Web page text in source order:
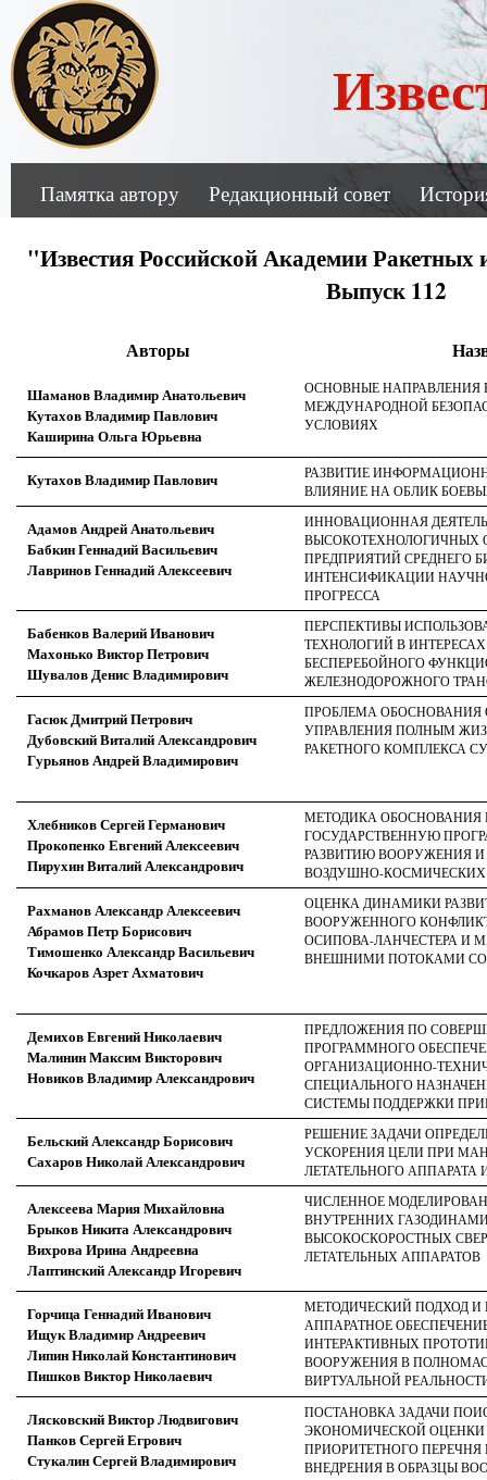
Памятка автору Редакционный совет
"Известия Российской Академии
Выпуск 112
Авторы
Шаманов Владимир Анатольевич
Кутахов Владимир Павлович
Каширина Ольга Юрьевна
ОСНОВНЫЕ НАПРАВЛЕНИЯ
МЕЖДУНАРОДНОЙ
УСЛОВИЯХ
Кутахов Владимир Павлович
РАЗВИТИЕ
ВЛИЯНИЕ НА ОБЛИК
Адамов Андрей Анатольевич
Бабкин Геннадий Васильевич
Лавринов Геннадий Алексеевич
ИННОВАЦИОННАЯ
ВЫСОКОТЕХНОЛОГИЧНЫХ
ПРЕДПРИЯТИЙ СРЕДНЕГО
ИНТЕНСИФИКАЦИИ
ПРОГРЕССА
Бабенков Валерий Иванович
Махонько Виктор Петрович
Шувалов Денис Владимирович
ПЕРСПЕКТИВЫ
ТЕХНОЛОГИЙ В
БЕСПЕРЕБОЙНОГО
ЖЕЛЕЗНОДОРОЖНОГО
Гасюк Дмитрий Петрович
Дубовский Виталий Александрович
Гурьянов Андрей Владимирович
ПРОБЛЕМА ОБОСНОВАНИЯ
УПРАВЛЕНИЯ ПОЛНЫМ
РАКЕТНОГО КОМПЛЕКСА
Хлебников Сергей Германович
Прокопенко Евгений Алексеевич
Пирухин Виталий Александрович
МЕТОДИКА ОБОСНОВАНИЯ
ГОСУДАРСТВЕННУЮ
РАЗВИТИЮ ВООРУЖЕНИЯ
ВОЗДУШНО-
Рахманов Александр Алексеевич
Абрамов Петр Борисович
Тимошенко Александр Васильевич
Кочкаров Азрет Ахматович
ОЦЕНКА ДИНАМИКИ
ВООРУЖЕННОГО
ОСИПОВА-ЛАНЧЕСТЕРА И
ВНЕШНИМИ ПОТОКАМИ
Демихов Евгений Николаевич
Малинин Максим Викторович
Новиков Владимир Александрович
ПРЕДЛОЖЕНИЯ ПО
ПРОГРАММНОГО
ОРГАНИЗАЦИОННО-
СПЕЦИАЛЬНОГО
СИСТЕМЫ ПОДДЕРЖКИ
Бельский Александр Борисович
Сахаров Николай Александрович
РЕШЕНИЕ ЗАДАЧИ
УСКОРЕНИЯ ЦЕЛИ ПРИ
ЛЕТАТЕЛЬНОГО АППАРАТА
Алексеева Мария Михайловна
Брыков Никита Александрович
Вихрова Ирина Андреевна
Лаптинский Александр Игоревич
ЧИСЛЕННОЕ
ВНУТРЕННИХ
ВЫСОКОСКОРОСТНЫХ
ЛЕТАТЕЛЬНЫХ АППАРАТОВ
Горчица Геннадий Иванович
Ищук Владимир Андреевич
Липин Николай Константинович
Пишков Виктор Николаевич
МЕТОДИЧЕСКИЙ ПОДХОД
АППАРАТНОЕ
ИНТЕРАКТИВНЫХ
ВООРУЖЕНИЯ В
ВИРТУАЛЬНОЙ
Лясковский Виктор Людвигович
Панков Сергей Егрович
Стукалин Сергей Владимирович
ПОСТАНОВКА ЗАДАЧИ
ЭКОНОМИЧЕСКОЙ
ПРИОРИТЕТНОГО
ВНЕДРЕНИЯ В ОБРАЗЦЫ